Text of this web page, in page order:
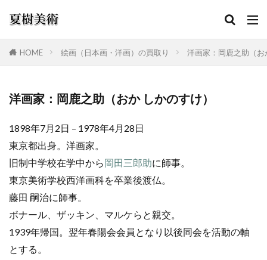
HOME 絵画（日本画・洋画）の買取り 洋画家：岡鹿之助（
洋画家：岡鹿之助（おか しかのすけ）
1898年7月2日 – 1978年4月28日
東京都出身。洋画家。
旧制中学校在学中から岡田三郎助に師事。
東京美術学校西洋画科を卒業後渡仏。
藤田 嗣治に師事。
ボナール、ザッキン、マルケらと親交。
1939年帰国。翌年春陽会会員となり以後同会を活動の軸
とする。
カテゴリー
検索